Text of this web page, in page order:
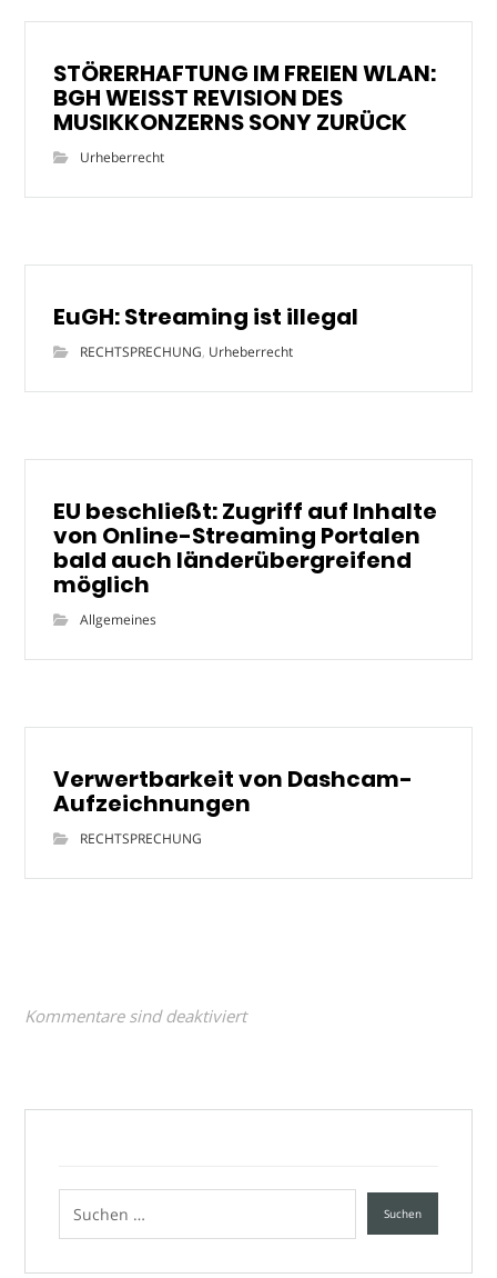
STÖRERHAFTUNG IM FREIEN WLAN:
BGH WEISST REVISION DES
MUSIKKONZERNS SONY ZURÜCK
Urheberrecht
EuGH: Streaming ist illegal
RECHTSPRECHUNG, Urheberrecht
EU beschließt: Zugriff auf Inhalte
von Online-Streaming Portalen
bald auch länderübergreifend
möglich
Allgemeines
Verwertbarkeit von Dashcam-
Aufzeichnungen
RECHTSPRECHUNG
Kommentare sind deaktiviert